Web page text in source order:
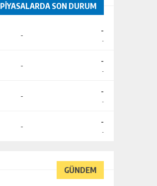
PİYASALARDA SON DURUM
- -
-
- -
-
- -
-
- -
-
GÜNDEM